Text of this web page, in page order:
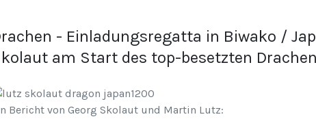
- Einladungsregatta in Biwako /
am Start des top-besetzten
Bericht von Georg Skolaut und Martin Lutz: